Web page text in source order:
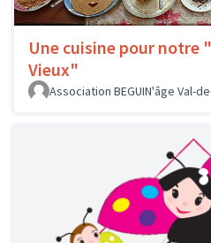
Une cuisine pour notre
Vieux"
Association BEGUIN'âge Val-